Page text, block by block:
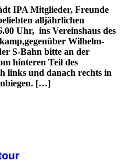
IPA Mitglieder, Freunde
alljährlichen
Uhr, ins Vereinshaus des
Wilhelm-
S-Bahn bitte an der
hinteren Teil des
links und danach rechts in
[…]